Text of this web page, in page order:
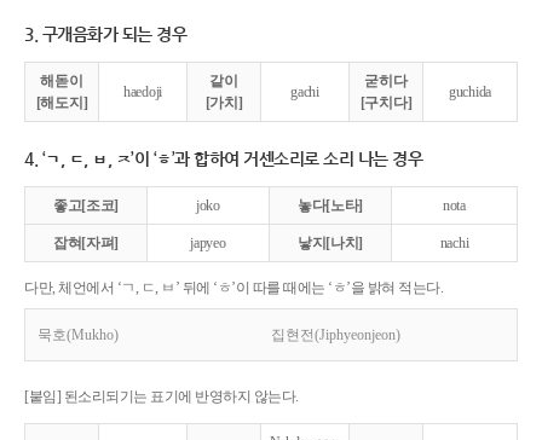
3. 구개음화가 되는 경우
해돋이
[해도지]
haedoji
같이
[가치]
gachi
굳히다
[구치다]
guchida
4. ‘ㄱ, ㄷ, ㅂ, ㅈ’이 ‘ㅎ’과 합하여 거센소리로 소리 나는 경우
좋고[조코] joko 놓다[노타] nota
잡혀[자펴] japyeo 낳지[나치] nachi
다만, 체언에서 ‘ㄱ, ㄷ, ㅂ’ 뒤에 ‘ㅎ’이 따를 때에는 ‘ㅎ’을 밝혀 적는다.
묵호(Mukho) 집현전(Jiphyeonjeon)
[붙임] 된소리되기는 표기에 반영하지 않는다.